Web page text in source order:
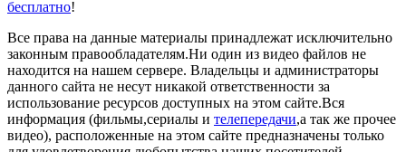
бесплатно!
Все права на данные материалы принадлежат исключительно
законным правообладателям.Ни один из видео файлов не
находится на нашем сервере. Владельцы и администраторы
данного сайта не несут никакой ответственности за
использование ресурсов доступных на этом сайте.Вся
информация (фильмы,сериалы и телепередачи,а так же прочее
видео), расположенные на этом сайте предназначены только